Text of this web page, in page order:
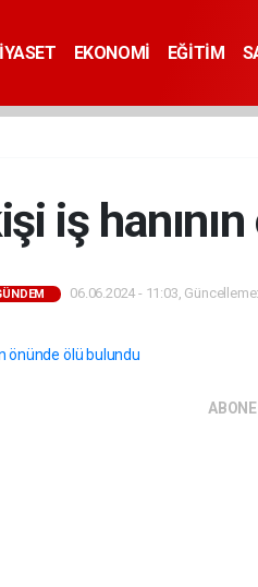
EKONOMİ EĞİTİM
iş
06.06.2024 - 11:03,